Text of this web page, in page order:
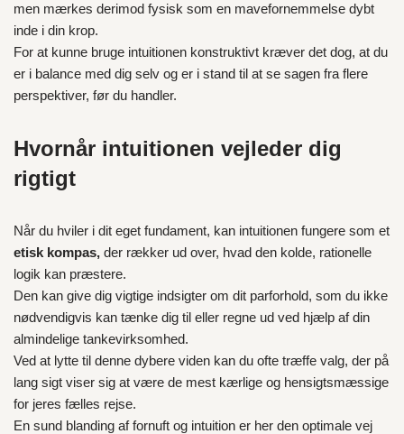
men mærkes derimod fysisk som en mavefornemmelse dybt
inde i din krop.
For at kunne bruge intuitionen konstruktivt kræver det dog, at du
er i balance med dig selv og er i stand til at se sagen fra flere
perspektiver, før du handler.
Hvornår intuitionen vejleder dig
rigtigt
Når du hviler i dit eget fundament, kan intuitionen fungere som et
etisk kompas, der rækker ud over, hvad den kolde, rationelle
logik kan præstere.
Den kan give dig vigtige indsigter om dit parforhold, som du ikke
nødvendigvis kan tænke dig til eller regne ud ved hjælp af din
almindelige tankevirksomhed.
Ved at lytte til denne dybere viden kan du ofte træffe valg, der på
lang sigt viser sig at være de mest kærlige og hensigtsmæssige
for jeres fælles rejse.
En sund blanding af fornuft og intuition er her den optimale vej